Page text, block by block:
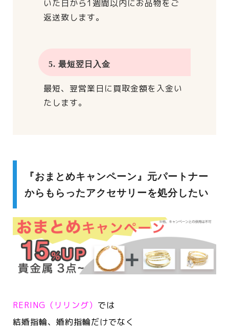
いた日から1週間以内にお品物をご
返送致します。
5. 最短翌日入金
最短、翌営業日に買取金額を入金い
たします。
『おまとめキャンペーン』元パートナー
からもらったアクセサリーを処分したい
RERING（リリング） では
結婚指輪、婚約指輪だけでなく